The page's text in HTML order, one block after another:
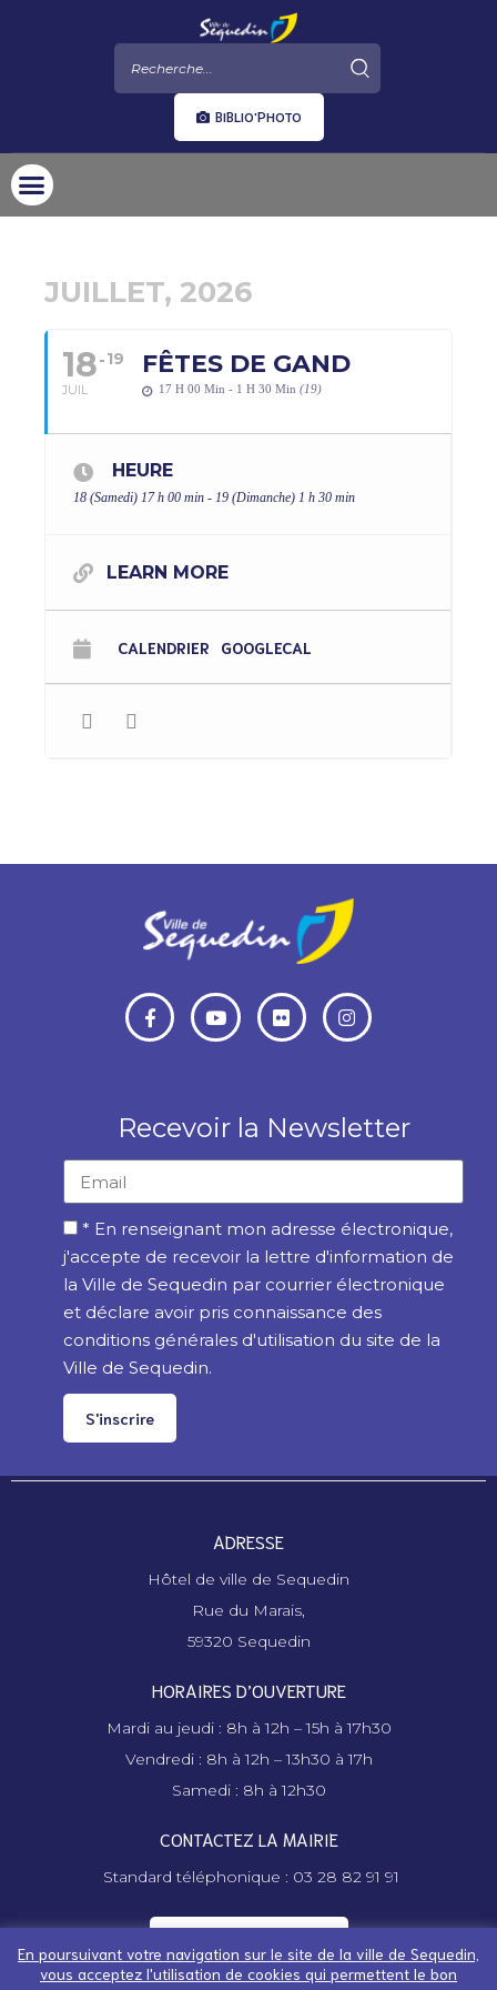
BIBLIO'PHOTO
JUILLET, 2026
18
JUIL
19 FÊTES DE GAND
17 H 00 Min - 1 H 30 Min (19)
HEURE
18 (Samedi) 17 h 00 min - 19 (Dimanche) 1 h 30 min
LEARN MORE
CALENDRIER GOOGLECAL
Recevoir la Newsletter
* En renseignant mon adresse électronique,
j'accepte de recevoir la lettre d'information de
la Ville de Sequedin par courrier électronique
et déclare avoir pris connaissance des
conditions générales d'utilisation du site de la
Ville de Sequedin.
S'inscrire
ADRESSE
Hôtel de ville de Sequedin
Rue du Marais,
59320 Sequedin
HORAIRES D’OUVERTURE
Mardi au jeudi : 8h à 12h – 15h à 17h30
Vendredi : 8h à 12h – 13h30 à 17h
Samedi : 8h à 12h30
CONTACTEZ LA MAIRIE
Standard téléphonique : 03 28 82 91 91
En poursuivant votre navigation sur le site de la ville de Sequedin,
vous acceptez l'utilisation de cookies qui permettent le bon